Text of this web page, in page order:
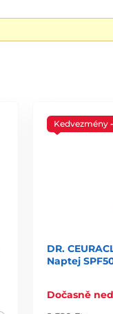
miközben tisztít
Kedvezmény
DR.
Naptej
Dočasně